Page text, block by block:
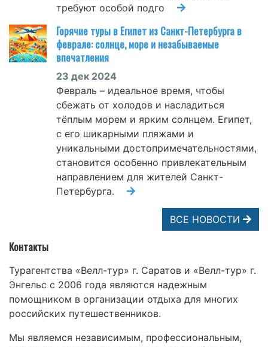
требуют особой подго
Горячие туры в Египет из Санкт-Петербурга в
феврале: солнце, море и незабываемые
впечатления
23 дек 2024
Февраль – идеальное время, чтобы
сбежать от холодов и насладиться
тёплым морем и ярким солнцем. Египет,
с его шикарными пляжами и
уникальными достопримечательностями,
становится особенно привлекательным
направлением для жителей Санкт-
Петербурга.
ВСЕ НОВОСТИ
Контакты
Турагентства «Велл-тур» г. Саратов и «Велл-тур» г.
Энгельс с 2006 года являются надежным
помощником в организации отдыха для многих
российских путешественников.
Мы являемся независимым, профессиональным,